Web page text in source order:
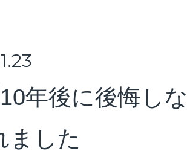
年後に後悔し
ました